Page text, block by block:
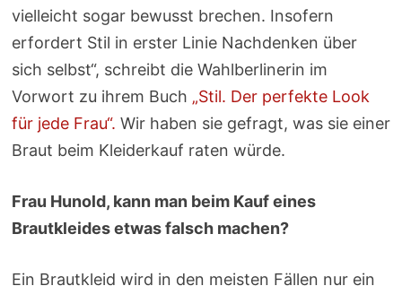
vielleicht sogar bewusst brechen. Insofern
erfordert Stil in erster Linie Nachdenken über
sich selbst“, schreibt die Wahlberlinerin im
Vorwort zu ihrem Buch „Stil. Der perfekte Look
für jede Frau“. Wir haben sie gefragt, was sie einer
Braut beim Kleiderkauf raten würde.
Frau Hunold, kann man beim Kauf eines
Brautkleides etwas falsch machen?
Ein Brautkleid wird in den meisten Fällen nur ein